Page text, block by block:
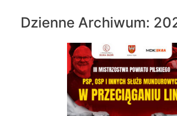
Dzienne Archiwum: